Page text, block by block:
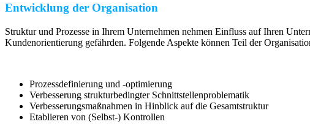
Entwicklung der Organisation
Struktur und Prozesse in Ihrem Unternehmen nehmen Einfluss auf Ihren
Kundenorientierung gefährden. Folgende Aspekte können Teil der
Prozessdefinierung und -optimierung
Verbesserung strukturbedingter Schnittstellenproblematik
Verbesserungsmaßnahmen in Hinblick auf die Gesamtstruktur
Etablieren von (Selbst-) Kontrollen